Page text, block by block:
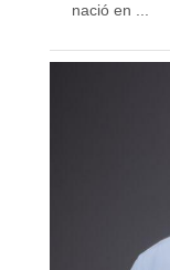
nació en ...